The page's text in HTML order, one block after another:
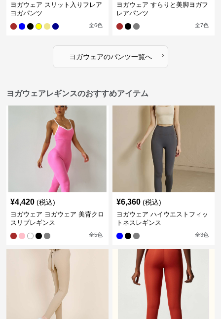
ヨガウェア スリット入りフレア
ヨガパンツ
全6色
ヨガウェア すらりと美脚ヨガフ
レアパンツ
全7色
ヨガウェアのパンツ一覧へ ›
ヨガウェアレギンスのおすすめアイテム
¥4,420 (税込)
ヨガウェア ヨガウェア 美背クロ
スリブレギンス
全5色
¥6,360 (税込)
ヨガウェア ハイウエストフィッ
トネスレギンス
全3色